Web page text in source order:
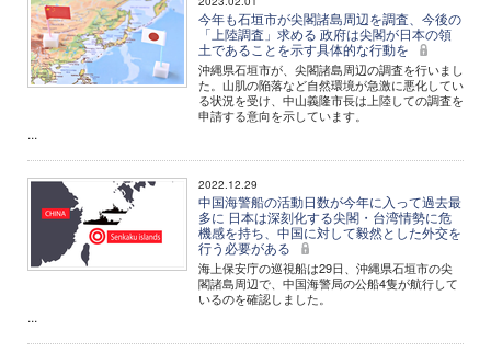
今年も石垣市が尖閣諸島周辺を調査、今後の
「上陸調査」求める 政府は尖閣が日本の領
土であることを示す具体的な行動を
沖縄県石垣市が、尖閣諸島周辺の調査を行いまし
た。山肌の陥落など自然環境が急激に悪化してい
る状況を受け、中山義隆市長は上陸しての調査を
申請する意向を示しています。
...
2022.12.29
中国海警船の活動日数が今年に入って過去最
多に 日本は深刻化する尖閣・台湾情勢に危
機感を持ち、中国に対して毅然とした外交を
行う必要がある
海上保安庁の巡視船は29日、沖縄県石垣市の尖
閣諸島周辺で、中国海警局の公船4隻が航行して
いるのを確認しました。
...